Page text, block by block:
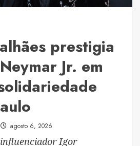
prestigia
Jr. em
agosto 6, 2026
Igor